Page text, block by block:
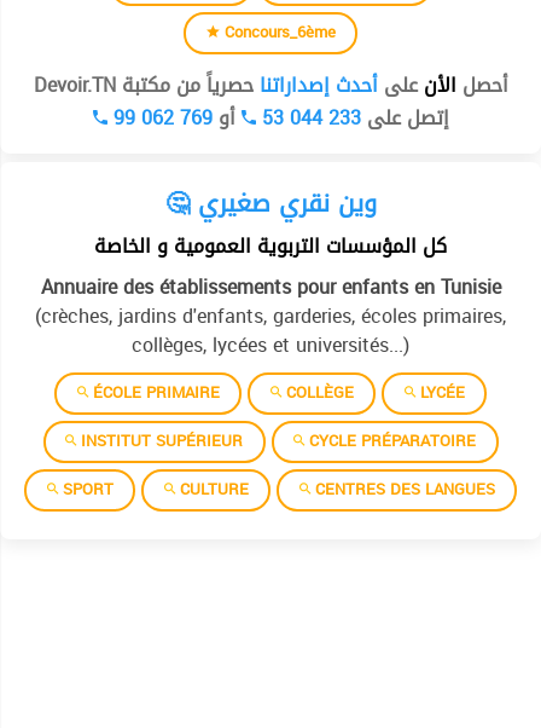
Concours_6ème
أحصل الأنعلىأحدث إصداراتناحصرياً من مكتبة Devoir.TN
إتصل على53 044 233 أو99 062 769
🤔 وين نقري صغيري
كل المؤسسات التربوية العمومية و الخاصة
Annuaire des établissements pour enfants en Tunisie
(crèches, jardins d'enfants, garderies, écoles primaires,
collèges, lycées et universités...)
ÉCOLE PRIMAIRE COLLÈGE
LYCÉE
INSTITUT SUPÉRIEUR
CYCLE PRÉPARATOIRE
SPORT
CULTURE CENTRES DES LANGUES